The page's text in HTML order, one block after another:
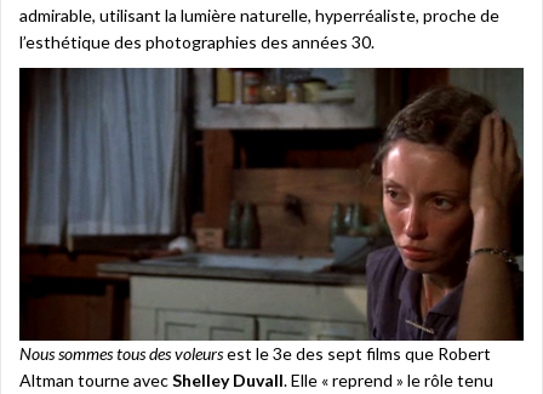
admirable, utilisant la lumière naturelle, hyperréaliste, proche de
l’esthétique des photographies des années 30.
Nous sommes tous des voleursest le 3e des sept films que Robert
Altman tourne avecShelley Duvall. Elle « reprend » le rôle tenu